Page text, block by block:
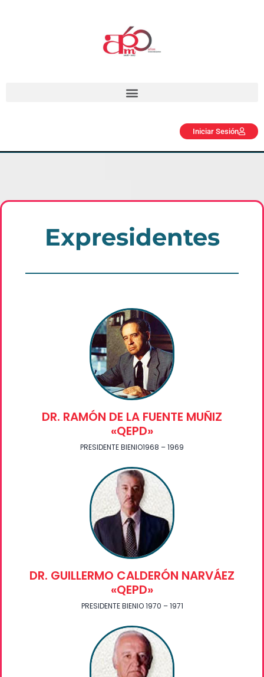
Iniciar Sesión
Expresidentes
DR. RAMÓN DE LA FUENTE MUÑIZ
«QEPD»
PRESIDENTE BIENIO1968 – 1969
DR. GUILLERMO CALDERÓN NARVÁEZ
«QEPD»
PRESIDENTE BIENIO 1970 – 1971